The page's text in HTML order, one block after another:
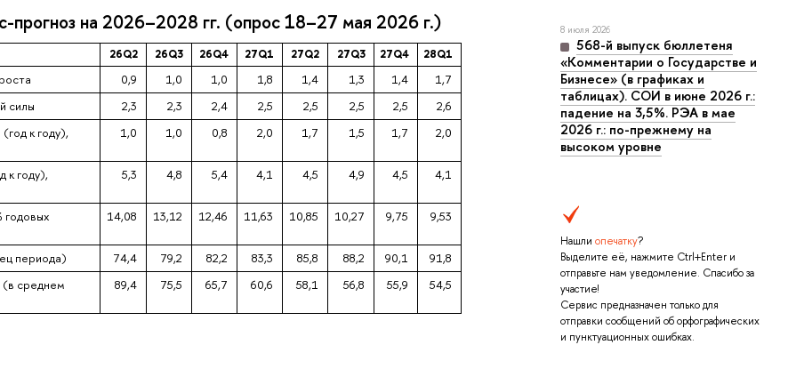
8 июля 2026
568-й выпуск бюллетеня
«Комментарии о Государстве и
Бизнесе» (в графиках и
таблицах). СОИ в июне 2026 г.:
падение на 3,5%. РЭА в мае
2026 г.: по-прежнему на
высоком уровне
Нашли опечатку?
Выделите её, нажмите Ctrl+Enter и
отправьте нам уведомление. Спасибо за
участие!
Сервис предназначен только для
отправки сообщений об орфографических
и пунктуационных ошибках.
прогноз на 2026–2028 гг. (опрос 18–27 мая 2026 г.)
26Q2 26Q3 26Q4 27Q1 27Q2 27Q3 27Q4 28Q1
0,9 1,0 1,0 1,8 1,4 1,3 1,4
1,7
силы
2,3 2,3 2,4 2,5 2,5 2,5 2,5
2,6
к году),
1,0 1,0 0,8 2,0 1,7 1,5 1,7 2,0
к году),
5,3 4,8 5,4 4,1 4,5 4,9 4,5 4,1
годовых
14,08 13,12 12,46 11,63 10,85 10,27 9,75 9,53
периода) 74,4 79,2 82,2 83,3 85,8 88,2 90,1
91,8
(в среднем
89,4 75,5 65,7 60,6 58,1 56,8 55,9 54,5